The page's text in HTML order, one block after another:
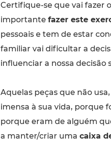
Certifique-se que vai fazer
importante fazer este
pessoais e tem de estar
familiar vai dificultar a
influenciar a nossa decisão
Aquelas peças que não
imensa à sua vida, porque
porque eram de alguém
a manter/criar uma caixa